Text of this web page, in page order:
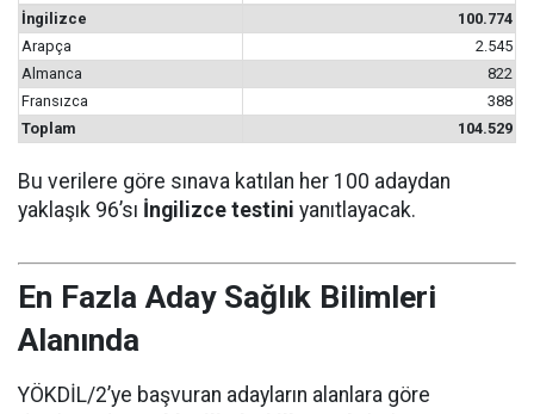
İngilizce
100.774
Arapça
2.545
Almanca
822
Fransızca
388
Toplam
104.529
Bu verilere göre sınava katılan her 100 adaydan
yaklaşık 96’sı İngilizce testini yanıtlayacak.
En Fazla Aday Sağlık Bilimleri
Alanında
YÖKDİL/2’ye başvuran adayların alanlara göre